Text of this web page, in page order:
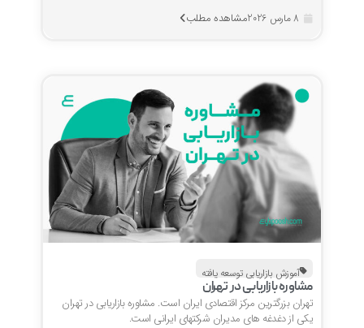
مشاهده مطلب
آموزش بازاریابی توسعه یافته
مشاوره بازاریابی در تهران
تهران بزرگترین مرکز اقتصادی ایران است. مشاوره بازاریابی در تهران
یکی از دغدغه های مدیران شرکتهای ایرانی است.